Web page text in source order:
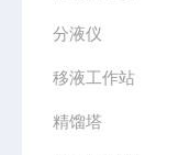
分液仪
移液工作站
精馏塔